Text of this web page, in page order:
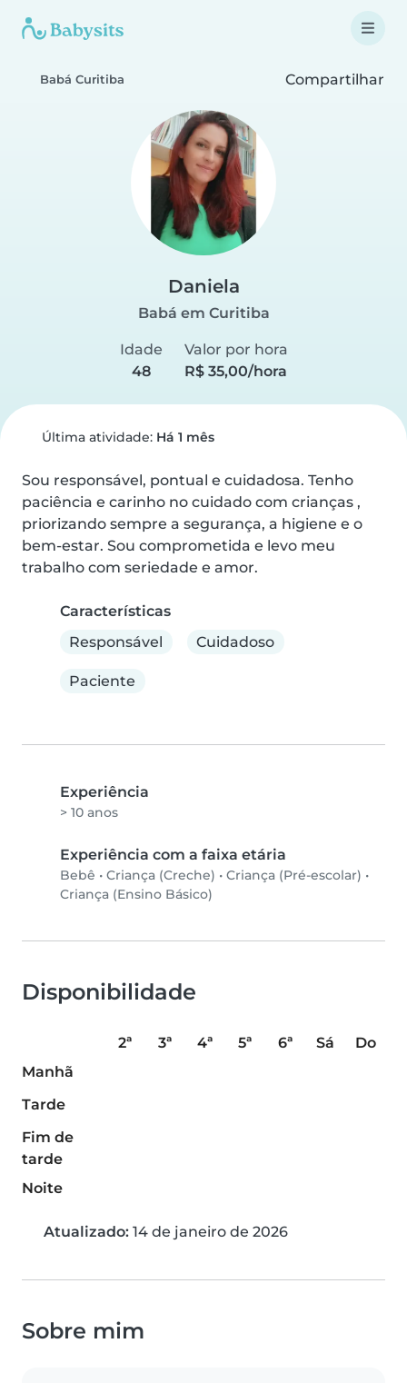
Babá Curitiba Compartilhar
Daniela
Babá em Curitiba
Idade
48
Valor por hora
R$ 35,00/hora
Última atividade: Há 1 mês
Sou responsável, pontual e cuidadosa. Tenho
paciência e carinho no cuidado com crianças ,
priorizando sempre a segurança, a higiene e o
bem-estar. Sou comprometida e levo meu
trabalho com seriedade e amor.
Características
Responsável
Cuidadoso
Paciente
Experiência
> 10 anos
Experiência com a faixa etária
Bebê • Criança (Creche) • Criança (Pré-escolar) •
Criança (Ensino Básico)
Disponibilidade
2ª 3ª 4ª 5ª 6ª Sá
Do
Manhã
Tarde
Fim de
tarde
Noite
Atualizado: 14 de janeiro de 2026
Sobre mim